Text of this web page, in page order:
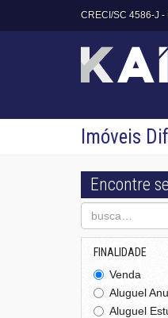
CRECI/SC 4586-J -
Imóveis
Encontre
FINALIDADE
Venda
Aluguel
Aluguel